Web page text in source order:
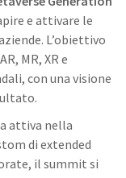
e attivare le
L’obiettivo
MR, XR e
con una visione
attiva nella
di extended
il summit si